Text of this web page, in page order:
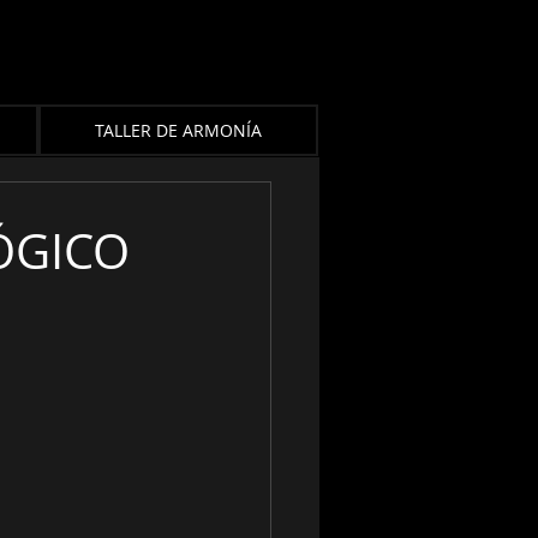
TALLER DE ARMONÍA